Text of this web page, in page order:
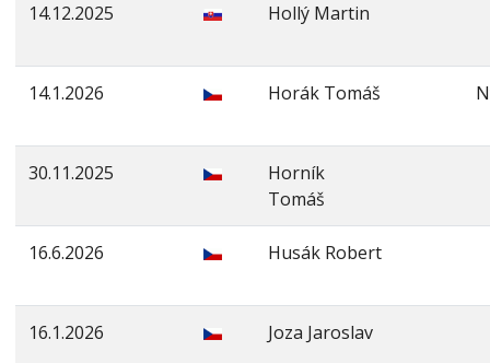
14.12.2025 Hollý Martin
14.1.2026 Horák Tomáš
30.11.2025
Horník
Tomáš
16.6.2026 Husák Robert
16.1.2026 Joza Jaroslav